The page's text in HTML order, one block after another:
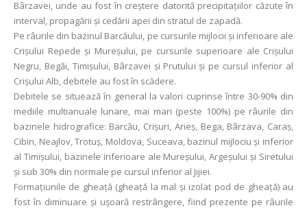
Bârzavei, unde au fost în creștere datorită precipitațiilor căzute în
interval, propagării și cedării apei din stratul de zapadă.
Pe râurile din bazinul Barcăului, pe cursurile mijlocii și inferioare ale
Crișului Repede și Mureșului, pe cursurile superioare ale Crișului
Negru, Begăi, Timișului, Bârzavei și Prutului și pe cursul inferior al
Crișului Alb, debitele au fost în scădere.
Debitele se situează în general la valori cuprinse între 30-90% din
mediile multianuale lunare, mai mari (peste 100%) pe râurile din
bazinele hidrografice: Barcău, Crișuri, Arieș, Bega, Bârzava, Caraș,
Cibin, Neajlov, Trotuș, Moldova, Suceava, bazinul mijlociu și inferior
al Timișului, bazinele inferioare ale Mureșului, Argeșului și Siretului
şi sub 30% din normale pe cursul inferior al Jijiei.
Formațiunile de gheață (gheaţă la mal și izolat pod de gheaţă) au
fost în diminuare și ușoară restrângere, fiind prezente pe râurile